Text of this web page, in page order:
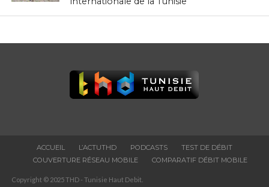
ACCUEIL L’ACTUTHD PODCASTS
TEST DE DÉBIT
COUVERTURE RÉSEAU MOBILE
COMPARATIF DÉBIT MOBILE
Copyright © 2025 THD - Tunisie Haut Debit.